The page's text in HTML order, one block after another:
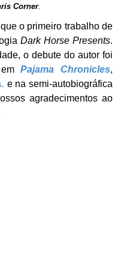
Corner.
o primeiro trabalho de
Dark Horse Presents.
o debute do autor foi
emPajama Chronicles,
e na semi-autobiográfica
agradecimentos ao